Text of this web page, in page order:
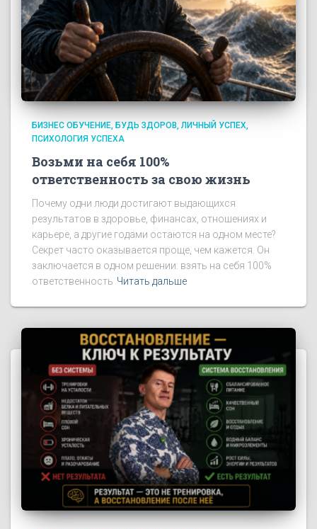
БИЗНЕС ОБУЧЕНИЕ БУДЬ ЗДОРОВ ЛИЧНЫЙ УСПЕХ
ПСИХОЛОГИЯ УСПЕХА
Возьми на себя 100%
ответственность за свою жизнь
Почему одни люди достигают выдающихся
результатов в здоровье, финансах, отношениях и
карьере, а другие годами остаются на одном месте?
Секрет часто оказывается проще, чем кажется. Он
заключается в одном решении: взять на себя 100%
ответственность Читать дальше